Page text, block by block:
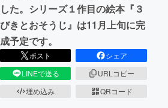
した。シリーズ１作目の絵本『３
びきとおそうじ』は11月上旬に完
成予定です。
ポスト
シェア
LINEで送る
URLコピー
埋め込み
QRコード